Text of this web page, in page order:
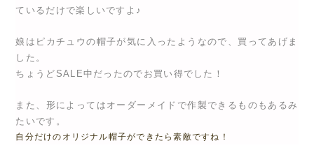
ているだけで楽しいですよ♪
娘はピカチュウの帽子が気に入ったようなので、買ってあげま
した。
ちょうどSALE中だったのでお買い得でした！
また、形によってはオーダーメイドで作製できるものもあるみ
たいです。
自分だけのオリジナル帽子ができたら素敵ですね！